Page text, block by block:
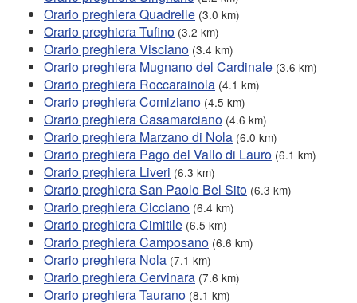
Orario preghiera Quadrelle (3.0 km)
Orario preghiera Tufino (3.2 km)
Orario preghiera Visciano (3.4 km)
Orario preghiera Mugnano del Cardinale (3.6 km)
Orario preghiera Roccarainola (4.1 km)
Orario preghiera Comiziano (4.5 km)
Orario preghiera Casamarciano (4.6 km)
Orario preghiera Marzano di Nola (6.0 km)
Orario preghiera Pago del Vallo di Lauro (6.1 km)
Orario preghiera Liveri (6.3 km)
Orario preghiera San Paolo Bel Sito (6.3 km)
Orario preghiera Cicciano (6.4 km)
Orario preghiera Cimitile (6.5 km)
Orario preghiera Camposano (6.6 km)
Orario preghiera Nola (7.1 km)
Orario preghiera Cervinara (7.6 km)
Orario preghiera Taurano (8.1 km)